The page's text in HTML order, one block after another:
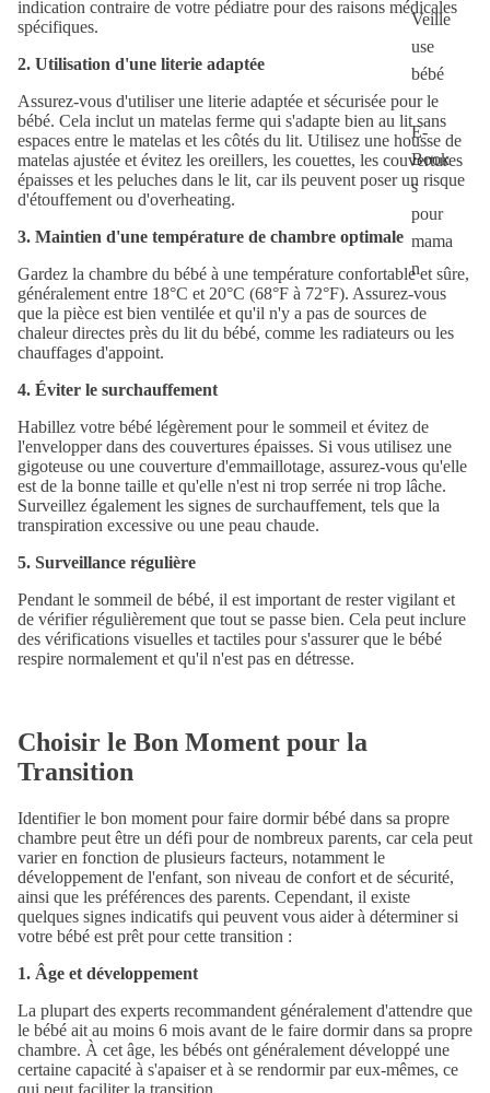
Veille
use
bébé
E-
Book
s
pour
mama
n
indication contraire de votre pédiatre pour des raisons médicales
spécifiques.
2. Utilisation d'une literie adaptée
Assurez-vous d'utiliser une literie adaptée et sécurisée pour le
bébé. Cela inclut un matelas ferme qui s'adapte bien au lit sans
espaces entre le matelas et les côtés du lit. Utilisez une housse de
matelas ajustée et évitez les oreillers, les couettes, les couvertures
épaisses et les peluches dans le lit, car ils peuvent poser un risque
d'étouffement ou d'overheating.
3. Maintien d'une température de chambre optimale
Gardez la chambre du bébé à une température confortable et sûre,
généralement entre 18°C et 20°C (68°F à 72°F). Assurez-vous
que la pièce est bien ventilée et qu'il n'y a pas de sources de
chaleur directes près du lit du bébé, comme les radiateurs ou les
chauffages d'appoint.
4. Éviter le surchauffement
Habillez votre bébé légèrement pour le sommeil et évitez de
l'envelopper dans des couvertures épaisses. Si vous utilisez une
gigoteuse ou une couverture d'emmaillotage, assurez-vous qu'elle
est de la bonne taille et qu'elle n'est ni trop serrée ni trop lâche.
Surveillez également les signes de surchauffement, tels que la
transpiration excessive ou une peau chaude.
5. Surveillance régulière
Pendant le sommeil de bébé, il est important de rester vigilant et
de vérifier régulièrement que tout se passe bien. Cela peut inclure
des vérifications visuelles et tactiles pour s'assurer que le bébé
respire normalement et qu'il n'est pas en détresse.
Choisir le Bon Moment pour la
Transition
Identifier le bon moment pour faire dormir bébé dans sa propre
chambre peut être un défi pour de nombreux parents, car cela peut
varier en fonction de plusieurs facteurs, notamment le
développement de l'enfant, son niveau de confort et de sécurité,
ainsi que les préférences des parents. Cependant, il existe
quelques signes indicatifs qui peuvent vous aider à déterminer si
votre bébé est prêt pour cette transition :
1. Âge et développement
La plupart des experts recommandent généralement d'attendre que
le bébé ait au moins 6 mois avant de le faire dormir dans sa propre
chambre. À cet âge, les bébés ont généralement développé une
certaine capacité à s'apaiser et à se rendormir par eux-mêmes, ce
qui peut faciliter la transition.